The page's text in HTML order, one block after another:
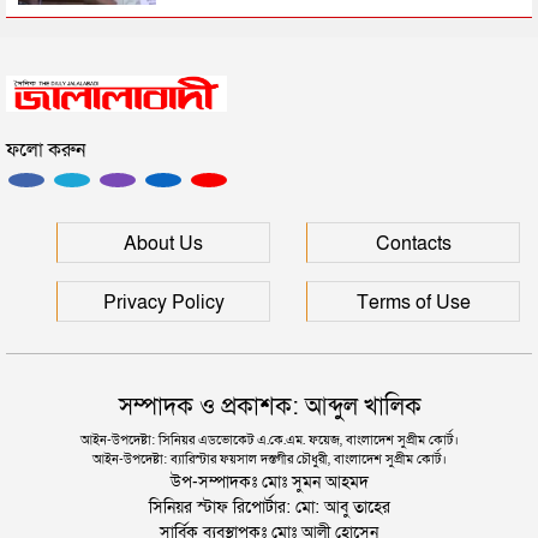
প্রধানমন্ত্রী
সিলেটে আরও দুইজনের মৃত্যু, হাসপাতালে ৩ শতাধিক
ফলো করুন
About Us Contacts
Privacy Policy Terms of Use
সম্পাদক ও প্রকাশক: আব্দুল খালিক
আইন-উপদেষ্টা: সিনিয়র এডভোকেট এ.কে.এম. ফয়েজ, বাংলাদেশ সুপ্রীম কোর্ট।
আইন-উপদেষ্টা: ব্যারিস্টার ফয়সাল দস্তগীর চৌধুরী, বাংলাদেশ সুপ্রীম কোর্ট।
উপ-সম্পাদকঃ মোঃ সুমন আহমদ
সিনিয়র স্টাফ রিপোর্টার: মো: আবু তাহের
সার্বিক ব্যবস্থাপকঃ মোঃ আলী হোসেন